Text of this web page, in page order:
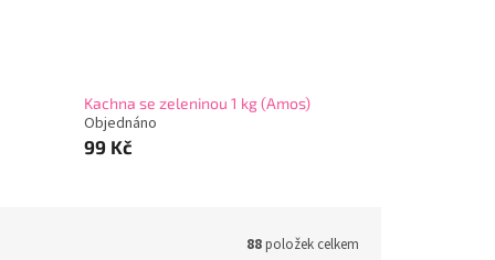
Kachna se zeleninou 1 kg (Amos)
Objednáno
99 Kč
88položek celkem